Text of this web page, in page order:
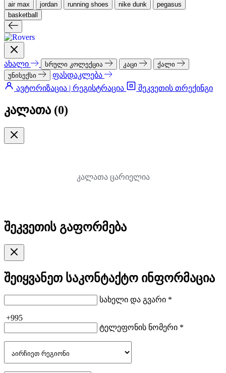
air max jordan running shoes nike dunk
pegasus
basketball
ახალი სრული კოლექცია კაცი
ქალი
უნისექსი
ფასდაკლება
ავტორიზაცია | რეგისტრაცია
შეკვეთის თრექინგი
კალათა (0)
კალათა ცარიელია
შეკვეთის გაფორმება
შეიყვანეთ საკონტაქტო ინფორმაცია
სახელი და გვარი *
+995
ტელეფონის ნომერი *